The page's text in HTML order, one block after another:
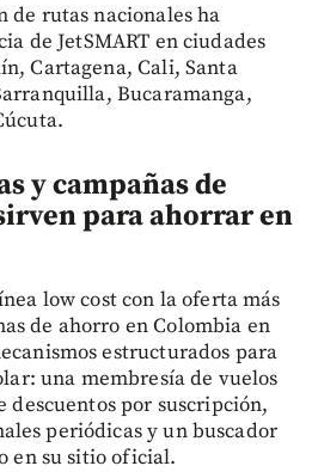
de rutas nacionales ha
de JetSMART en ciudades
Cartagena, Cali, Santa
Bucaramanga,
y campañas de
para ahorrar en
low cost con la oferta más
de ahorro en Colombia en
estructurados para
una membresía de vuelos
por suscripción,
periódicas y un buscador
en su sitio oficial.